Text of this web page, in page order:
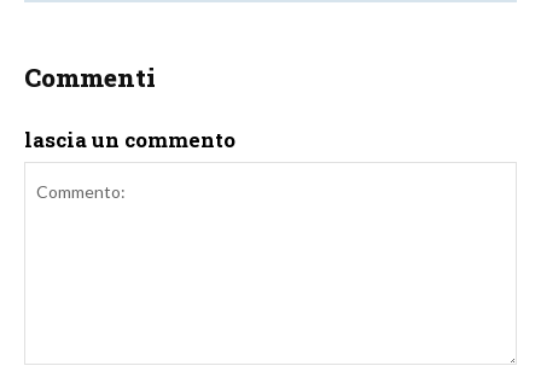
Commenti
lascia un commento